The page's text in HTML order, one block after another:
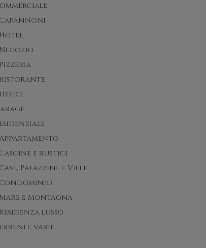
Capannoni
Hotel
Negozio
Pizzeria
Ristorante
Uffici
Cascine e rustici
Case, Palazzine e Ville
Condominio
Mare e Montagna
Residenza lusso
e varie